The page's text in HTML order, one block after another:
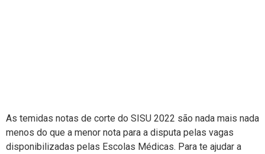
As temidas notas de corte do SISU 2022 são nada mais nada
menos do que a menor nota para a disputa pelas vagas
disponibilizadas pelas Escolas Médicas. Para te ajudar a